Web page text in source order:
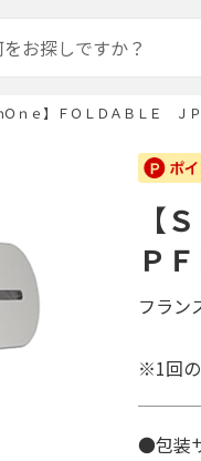
Ｏｎｅ】ＦＯＬＤＡＢＬＥ Ｊ
【
Ｐ
フラン
※1回の
●包装